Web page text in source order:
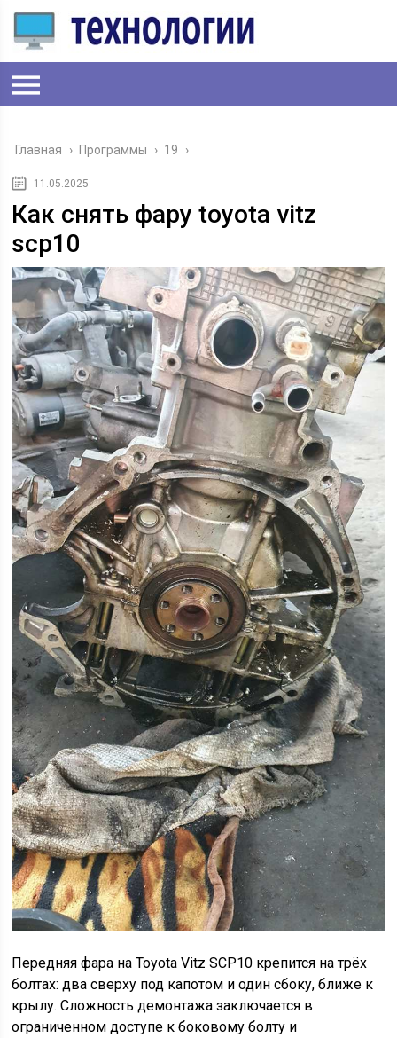
Главная › Программы › 19 ›
11.05.2025
Как снять фару toyota vitz
scp10
Передняя фара на Toyota Vitz SCP10 крепится на трёх
болтах: два сверху под капотом и один сбоку, ближе к
крылу. Сложность демонтажа заключается в
ограниченном доступе к боковому болту и